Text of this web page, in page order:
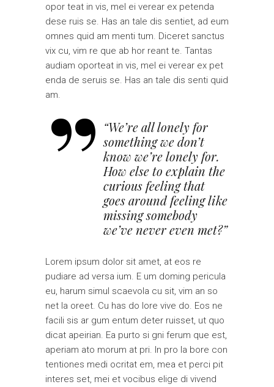
opor teat in vis, mel ei verear ex petenda
dese ruis se. Has an tale dis sentiet, ad eum
omnes quid am menti tum. Diceret sanctus
vix cu, vim re que ab hor reant te. Tantas
audiam oporteat in vis, mel ei verear ex pet
enda de seruis se. Has an tale dis senti quid
am.
“We’re all lonely for
something we don’t
know we’re lonely for.
How else to explain the
curious feeling that
goes around feeling like
missing somebody
we’ve never even met?”
Lorem ipsum dolor sit amet, at eos re
pudiare ad versa ium. E um doming pericula
eu, harum simul scaevola cu sit, vim an so
net la oreet. Cu has do lore vive do. Eos ne
facili sis ar gum entum deter ruisset, ut quo
dicat apeirian. Ea purto si gni ferum que est,
aperiam ato morum at pri. In pro la bore con
tentiones medi ocritat em, mea et perci pit
interes set, mei et vocibus elige di vivend